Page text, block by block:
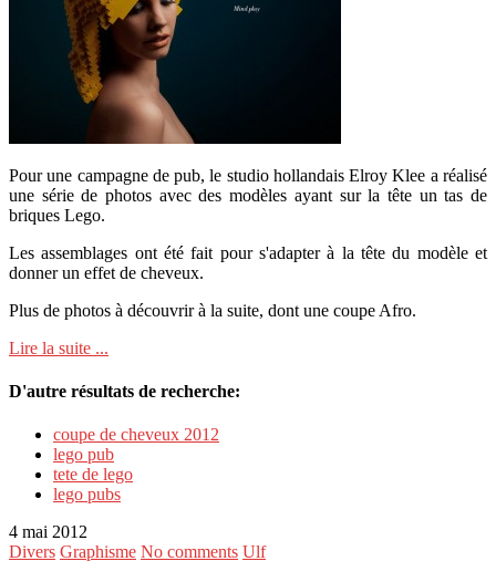
Pour une campagne de pub, le studio hollandais Elroy Klee a réalisé
une série de photos avec des modèles ayant sur la tête un tas de
briques Lego.
Les assemblages ont été fait pour s'adapter à la tête du modèle et
donner un effet de cheveux.
Plus de photos à découvrir à la suite, dont une coupe Afro.
Lire la suite ...
D'autre résultats de recherche:
coupe de cheveux 2012
lego pub
tete de lego
lego pubs
4 mai 2012
Divers Graphisme No comments Ulf